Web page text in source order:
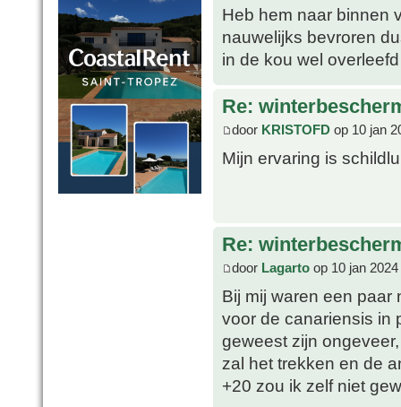
Heb hem naar binnen
nauwelijks bevroren
in de kou wel
Re:
door KRISTOFD op 10 jan
Mijn ervaring is
Re:
door Lagarto op 10 jan
Bij mij waren een
voor de canariensis in
geweest zijn
zal het trekken en de
+20 zou ik zelf niet